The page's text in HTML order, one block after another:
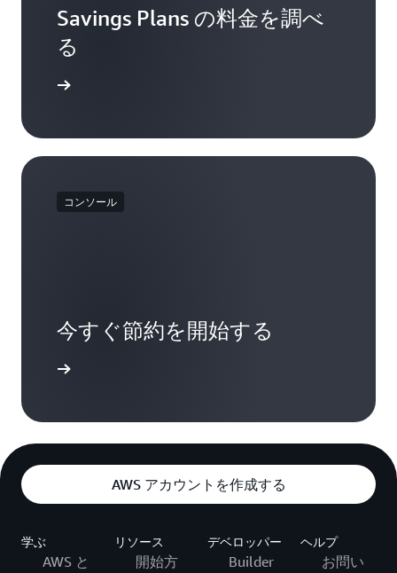
Savings Plans の料金を調べ
る
コンソール
今すぐ節約を開始する
AWS アカウントを作成する
学ぶ
AWS と
リソース
開始方
デベロッパー
Builder
ヘルプ
お問い